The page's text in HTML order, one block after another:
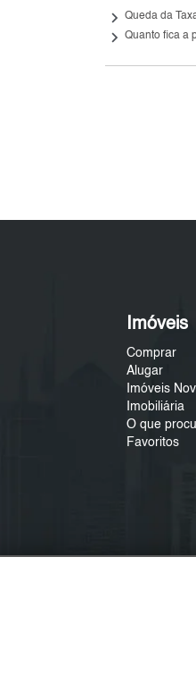
keyboard_arrow_right Queda da
keyboard_arrow_right Quanto fica a
Imóveis
Comprar
Alugar
Imóveis
Imobiliária
O que
Favoritos